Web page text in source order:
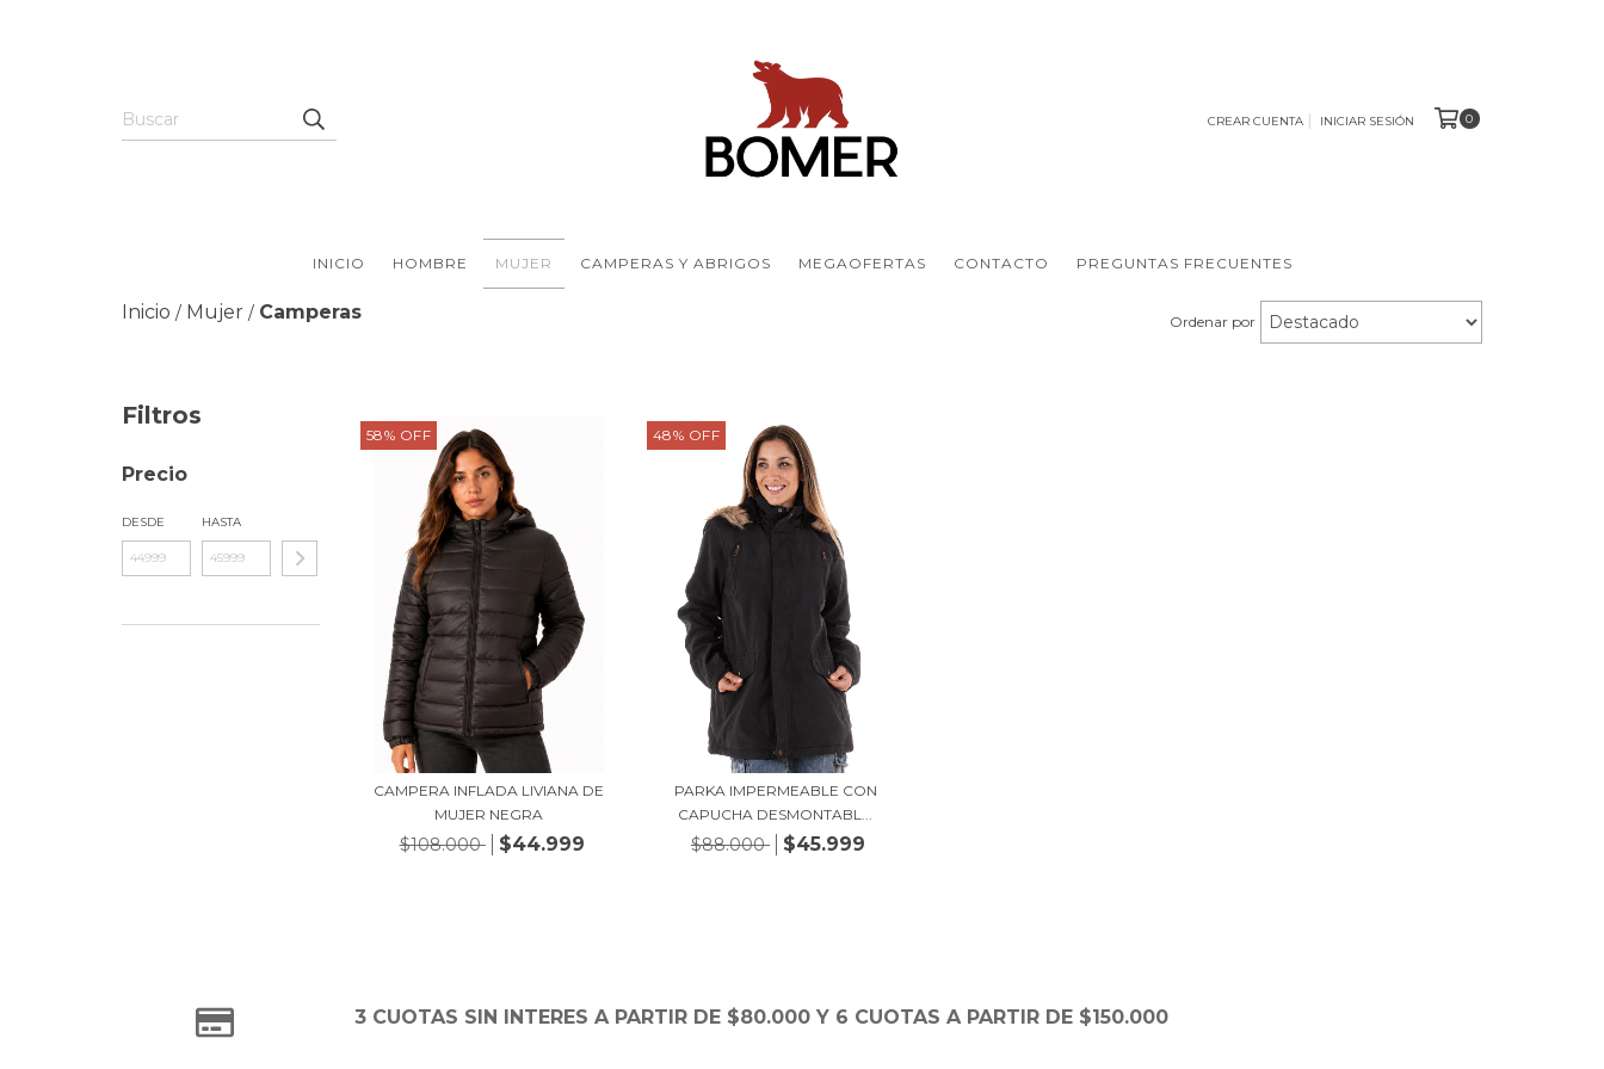
CREAR CUENTA INICIAR SESIÓN 0
INICIO HOMBRE MUJER CAMPERAS Y ABRIGOS MEGAOFERTAS CONTACTO PREGUNTAS FRECUENTES
Inicio / Mujer / Camperas Ordenar por
Filtros
Precio
DESDE HASTA
58% OFF
CAMPERA INFLADA LIVIANA DE
MUJER NEGRA
$108.000 $44.999
48% OFF
PARKA IMPERMEABLE CON
CAPUCHA DESMONTABL...
$88.000 $45.999
3 CUOTAS SIN INTERES A PARTIR DE $80.000 Y 6 CUOTAS A PARTIR DE $150.000